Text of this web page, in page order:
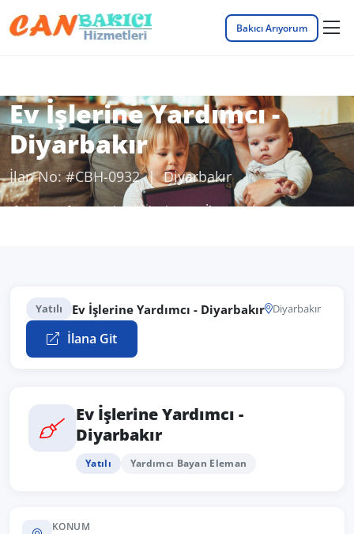
Bakıcı Arıyorum
Ev İşlerine Yardımcı -
Diyarbakır
İlan No: #CBH-0932 | Diyarbakır
Anasayfa Bakıcı İş İlanları İlan Detayı
Yatılı Ev İşlerine Yardımcı - Diyarbakır Diyarbakır
İlana Git
Ev İşlerine Yardımcı -
Diyarbakır
Yatılı Yardımcı Bayan Eleman
KONUM